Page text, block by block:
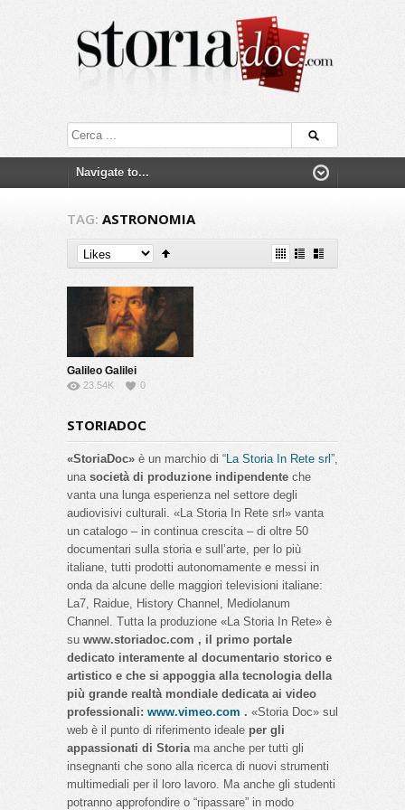
TAG: ASTRONOMIA
Galileo Galilei
23.54K 0
STORIADOC
«StoriaDoc» è un marchio di “La Storia In Rete srl”,
una società di produzione indipendente che
vanta una lunga esperienza nel settore degli
audiovisivi culturali. «La Storia In Rete srl» vanta
un catalogo – in continua crescita – di oltre 50
documentari sulla storia e sull’arte, per lo più
italiane, tutti prodotti autonomamente e messi in
onda da alcune delle maggiori televisioni italiane:
La7, Raidue, History Channel, Mediolanum
Channel. Tutta la produzione «La Storia In Rete» è
su www.storiadoc.com , il primo portale
dedicato interamente al documentario storico e
artistico e che si appoggia alla tecnologia della
più grande realtà mondiale dedicata ai video
professionali: www.vimeo.com . «Storia Doc» sul
web è il punto di riferimento ideale per gli
appassionati di Storiama anche per tutti gli
insegnanti che sono alla ricerca di nuovi strumenti
multimediali per il loro lavoro. Ma anche gli studenti
potranno approfondire o “ripassare” in modo